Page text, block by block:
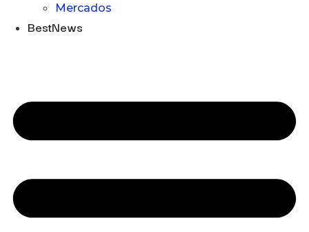
Mercados
BestNews